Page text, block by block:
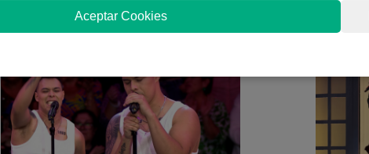
Aceptar Cookies